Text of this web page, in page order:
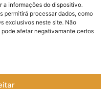
a informações do dispositivo.
permitirá processar dados, como
exclusivos neste site. Não
afetar negativamante certos